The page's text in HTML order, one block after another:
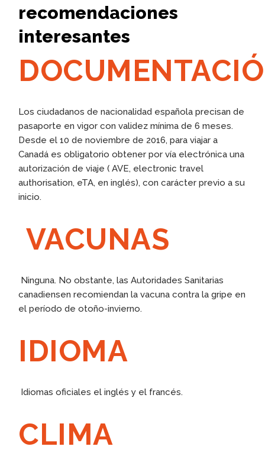
recomendaciones
interesantes
Los ciudadanos de nacionalidad española precisan de
pasaporte en vigor con validez mínima de 6 meses.
Desde el 10 de noviembre de 2016, para viajar a
Canadá es obligatorio obtener por vía electrónica una
autorización de viaje ( AVE, electronic travel
authorisation, eTA, en inglés), con carácter previo a su
inicio.
VACUNAS
Ninguna. No obstante, las Autoridades Sanitarias
canadiensen recomiendan la vacuna contra la gripe en
el período de otoño-invierno.
IDIOMA
Idiomas oficiales el inglés y el francés.
CLIMA